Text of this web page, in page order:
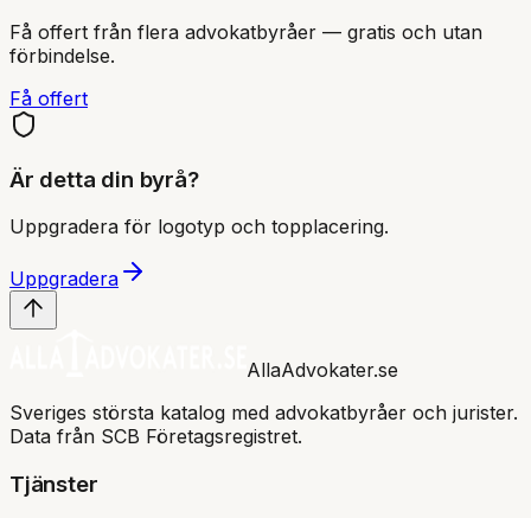
Få offert från flera advokatbyråer — gratis och utan
förbindelse.
Få offert
Är detta din byrå?
Uppgradera för logotyp och topplacering.
Uppgradera
AllaAdvokater.se
Sveriges största katalog med advokatbyråer och jurister.
Data från SCB Företagsregistret.
Tjänster